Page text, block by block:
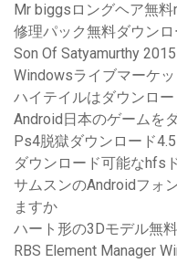
Mr biggsロングヘア無
修理パック無料ダウンロ
Son Of Satyamurthy
Windowsライブマーケ
ハイテイルはダウンロ
Android日本のゲームを
Ps4脱獄ダウンロード
ダウンロード可能なhfs
サムスンのAndroidフォ
ますか
ハート形の3Dモデル無
RBS Element Manager